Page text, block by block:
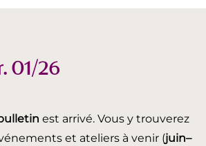
01/26
est arrivé. Vous y trouverez
et ateliers à venir (juin–